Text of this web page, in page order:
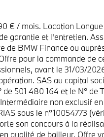
€ / mois. Location
garantie et l'entretien.
de BMW Finance ou
pour la commande de
avant le 31/03/
SAS au capital
501 480 164 et le N° de
non exclusif
sous le n°10054773
son concours à la
qualité de bailleur. Offre